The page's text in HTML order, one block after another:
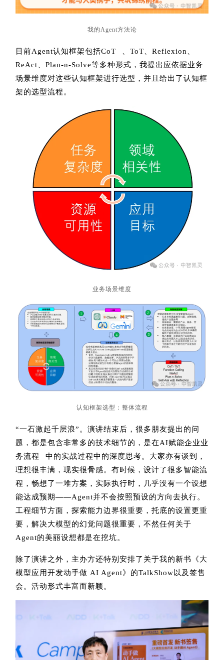
我的Agent方法论
目前Agent认知框架包括CoT
、ToT、Reflexion、
ReAct、Plan-n-Solve等多种形式，我提出应依据业务
场景维度对这些认知框架进行选型，并且给出了认知框
架的选型流程。
业务场景维度
认知框架选型：整体流程
“一石激起千层浪”。演讲结束后，很多朋友提出的问
题，都是包含非常多的技术细节的，是在AI赋能企业业
务流程
中的实战过程中的深度思考。大家亦有谈到，
理想很丰满，现实很骨感。有时候，设计了很多智能流
程，畅想了一堆方案，实际执行时，几乎没有一个设想
能达成预期——Agent并不会按照预设的方向去执行。
工程细节方面，探索能力边界很重要，托底的设置更重
要，解决大模型的幻觉问题很重要，不然任何关于
Agent的美丽设想都是在挖坑。
除了演讲之外，主办方还特别安排了关于我的新书《大
模型应用开发动手做 AI Agent》的TalkShow以及签售
会。活动形式丰富而新颖。